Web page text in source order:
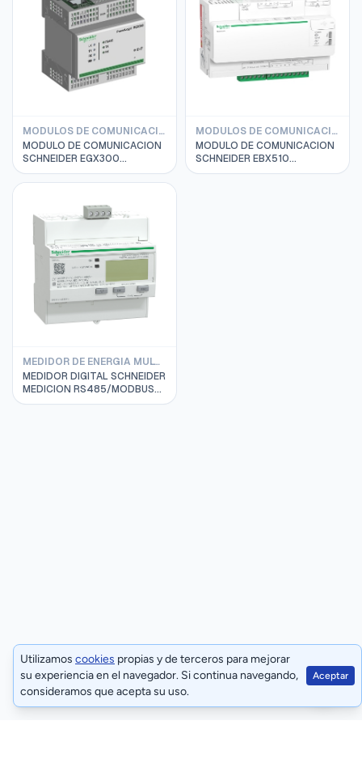
MODULOS DE COMUNICACION SCHNEIDER
MODULO DE COMUNICACION
SCHNEIDER EGX300
MODBUS/ETHERNET
MODULOS DE COMUNICACION SCHNEIDER
MODULO DE COMUNICACION
SCHNEIDER EBX510
MODBUS/ETHERNET
MEDIDOR DE ENERGIA MULTIFUNCION SCHNEIDER
MEDIDOR DIGITAL SCHNEIDER
MEDICION RS485/MODBUS
96X96MM
Utilizamos cookies propias y de terceros para mejorar
su experiencia en el navegador. Si continua navegando,
consideramos que acepta su uso.
Aceptar